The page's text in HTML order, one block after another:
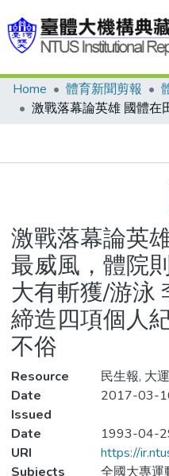
Communities & Collections
Statistics
Home 體育新聞剪報
激戰落幕論英
最威風，體院
大有斬獲/游泳
締造四項個人
不俗
Resource
民生報, 大
Date
Issued
2017-03-
Date
1993-04-
URI
https://
Subjects
全國大專運